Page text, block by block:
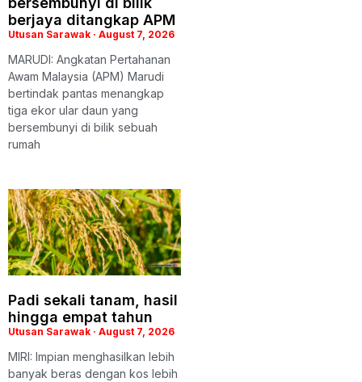
berjaya ditangkap APM
Utusan Sarawak August 7, 2026
MARUDI: Angkatan Pertahanan
Awam Malaysia (APM) Marudi
bertindak pantas menangkap
tiga ekor ular daun yang
bersembunyi di bilik sebuah
rumah
Padi sekali tanam, hasil
hingga empat tahun
Utusan Sarawak August 7, 2026
MIRI: Impian menghasilkan lebih
banyak beras dengan kos lebih